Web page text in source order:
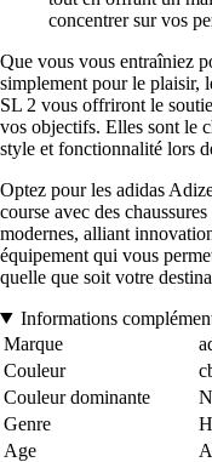
concentrer sur vos
Que vous vous entraîniez
simplement pour le plaisir,
SL 2 vous offriront le
vos objectifs. Elles sont le
style et fonctionnalité lors
Optez pour les adidas
course avec des
modernes, alliant
équipement qui vous
quelle que soit votre
Informations
Marque
Couleur
Couleur dominante
Genre
Age